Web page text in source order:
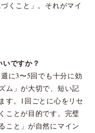
くこと」。それがマイ
ですか？
に3〜5回でも十分に効
ム」が大切で、短い記
す。1回ごとに心をリセ
ことが目的です。完璧
こと」が自然にマイン